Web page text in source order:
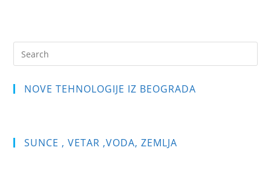
NOVE TEHNOLOGIJE IZ BEOGRADA
SUNCE , VETAR ,VODA, ZEMLJA